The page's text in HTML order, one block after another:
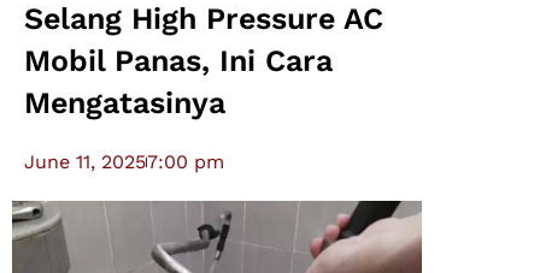
Selang High Pressure AC
Mobil Panas, Ini Cara
Mengatasinya
June 11, 20257:00 pm